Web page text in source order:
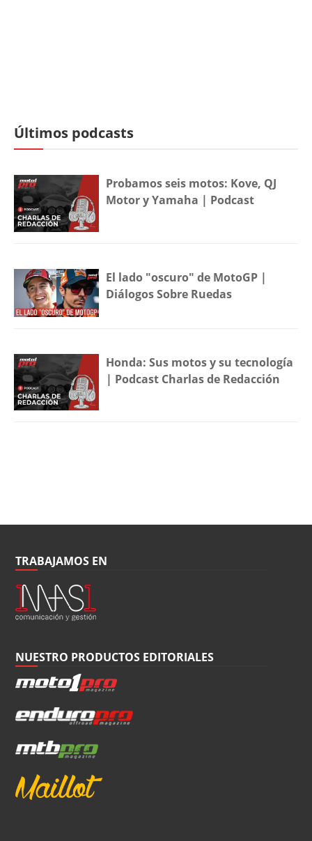
Últimos podcasts
Probamos seis motos: Kove, QJ
Motor y Yamaha | Podcast
El lado "oscuro" de MotoGP |
Diálogos Sobre Ruedas
Honda: Sus motos y su tecnología
| Podcast Charlas de Redacción
TRABAJAMOS EN
NUESTRO PRODUCTOS EDITORIALES